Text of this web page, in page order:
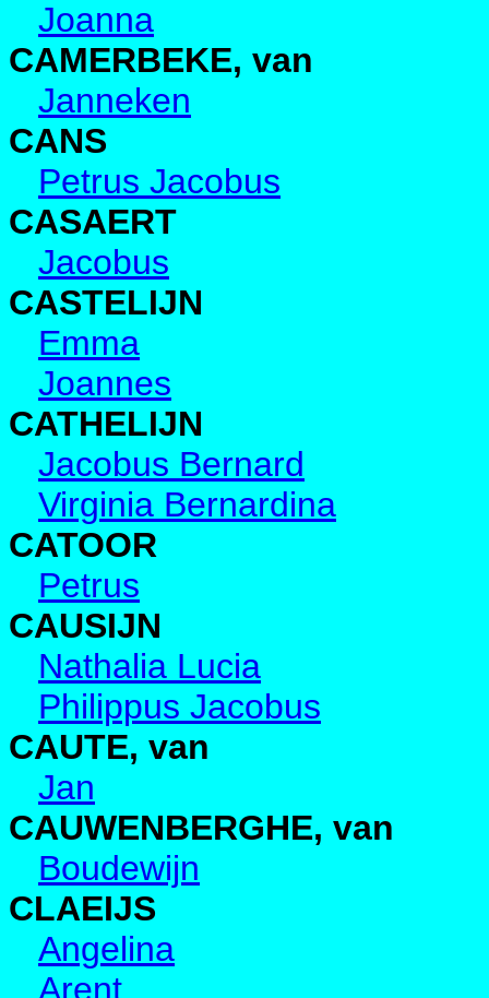
Joanna
CAMERBEKE, van
Janneken
CANS
Petrus Jacobus
CASAERT
Jacobus
CASTELIJN
Emma
Joannes
CATHELIJN
Jacobus Bernard
Virginia Bernardina
CATOOR
Petrus
CAUSIJN
Nathalia Lucia
Philippus Jacobus
CAUTE, van
Jan
CAUWENBERGHE, van
Boudewijn
CLAEIJS
Angelina
Arent